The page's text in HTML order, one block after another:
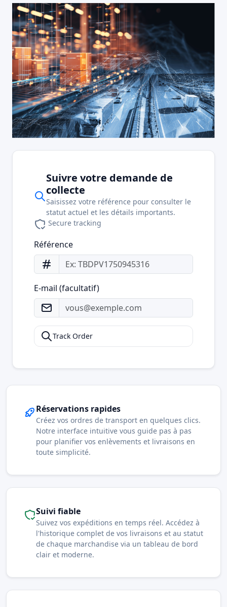
Suivre votre demande de
collecte
Saisissez votre référence pour consulter le
statut actuel et les détails importants.
Secure tracking
Référence
E-mail (facultatif)
Track Order
Réservations rapides
Créez vos ordres de transport en quelques clics.
Notre interface intuitive vous guide pas à pas
pour planifier vos enlèvements et livraisons en
toute simplicité.
Suivi fiable
Suivez vos expéditions en temps réel. Accédez à
l'historique complet de vos livraisons et au statut
de chaque marchandise via un tableau de bord
clair et moderne.